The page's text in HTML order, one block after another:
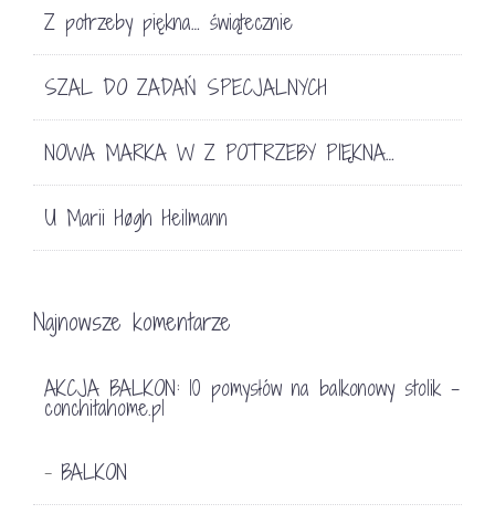
Z potrzeby piękna… świątecznie
SZAL DO ZADAŃ SPECJALNYCH
NOWA MARKA W Z POTRZEBY PIĘKNA…
U Marii Høgh Heilmann
Najnowsze komentarze
AKCJA BALKON: 10 pomysłów na balkonowy stolik -
conchitahome.pl
- BALKON